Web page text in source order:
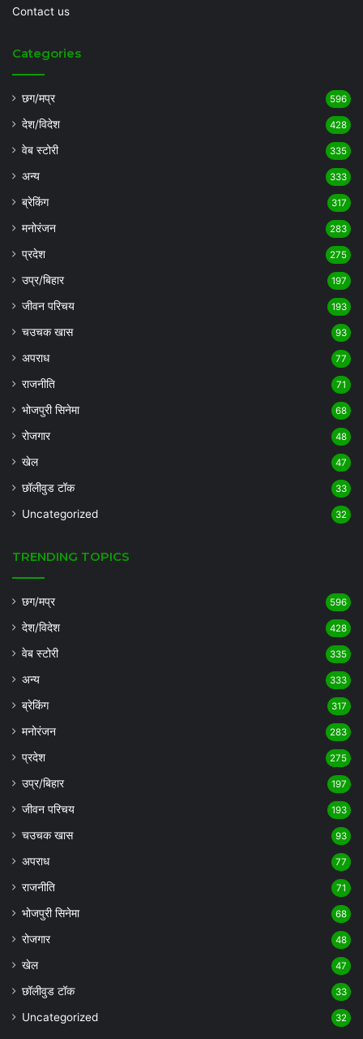
Contact us
Categories
छग/मप्र 596
देश/विदेश 428
वेब स्टोरी 335
अन्य 333
ब्रेकिंग 317
मनोरंजन 283
प्रदेश 275
उप्र/बिहार 197
जीवन परिचय 193
चउचक खास 93
अपराध 77
राजनीति 71
भोजपुरी सिनेमा 68
रोजगार 48
खेल 47
छॉलीवुड टॉक 33
Uncategorized 32
TRENDING TOPICS
छग/मप्र 596
देश/विदेश 428
वेब स्टोरी 335
अन्य 333
ब्रेकिंग 317
मनोरंजन 283
प्रदेश 275
उप्र/बिहार 197
जीवन परिचय 193
चउचक खास 93
अपराध 77
राजनीति 71
भोजपुरी सिनेमा 68
रोजगार 48
खेल 47
छॉलीवुड टॉक 33
Uncategorized 32